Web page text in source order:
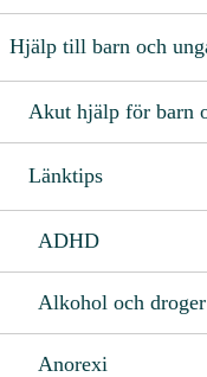
Hjälp till barn och
Akut hjälp för barn
Länktips
ADHD
Alkohol och droger
Anorexi